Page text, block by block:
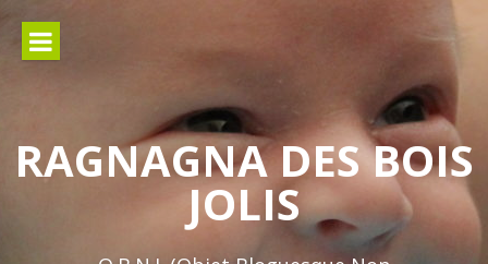
contenu
RAGNAGNA DES BOIS
JOLIS